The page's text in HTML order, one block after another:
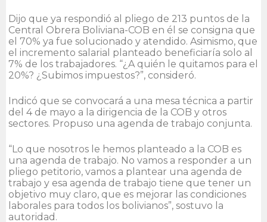
Dijo que ya respondió al pliego de 213 puntos de la
Central Obrera Boliviana-COB en él se consigna que
el 70% ya fue solucionado y atendido. Asimismo, que
el incremento salarial planteado beneficiaría solo al
7% de los trabajadores. “¿A quién le quitamos para el
20%? ¿Subimos impuestos?”, consideró.
Indicó que se convocará a una mesa técnica a partir
del 4 de mayo a la dirigencia de la COB y otros
sectores. Propuso una agenda de trabajo conjunta.
“Lo que nosotros le hemos planteado a la COB es
una agenda de trabajo. No vamos a responder a un
pliego petitorio, vamos a plantear una agenda de
trabajo y esa agenda de trabajo tiene que tener un
objetivo muy claro, que es mejorar las condiciones
laborales para todos los bolivianos”, sostuvo la
autoridad.